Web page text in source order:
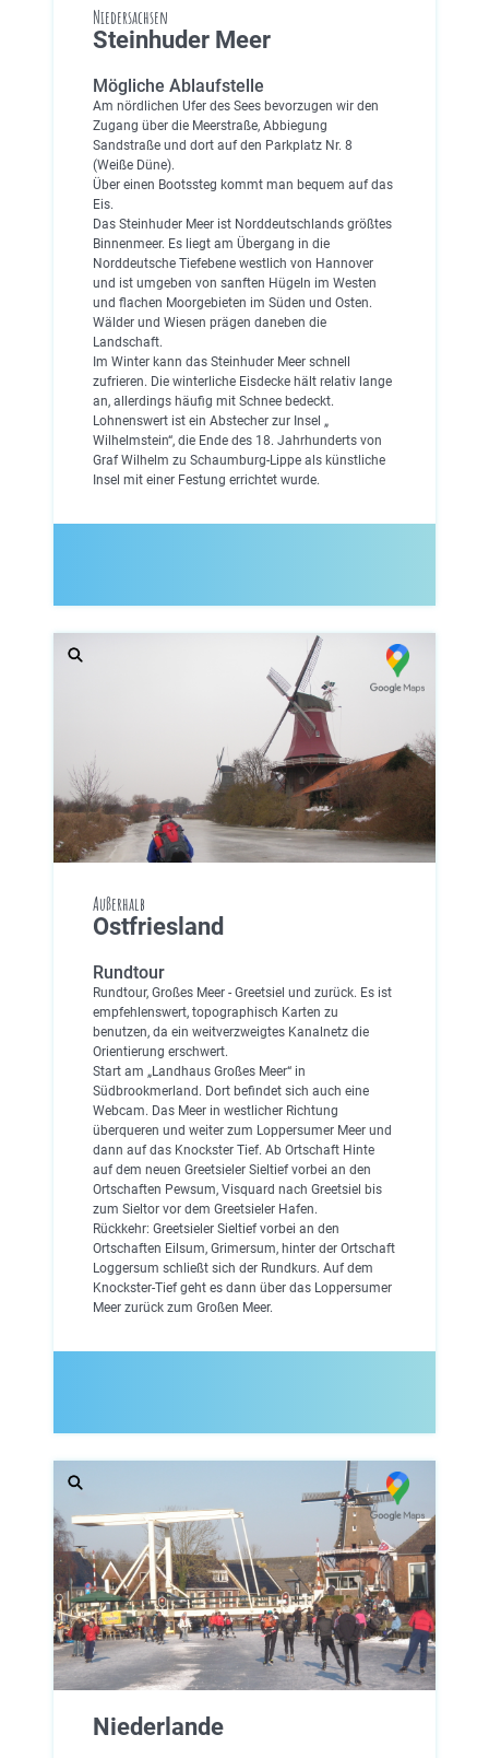
Niedersachsen
Steinhuder Meer
Mögliche Ablaufstelle
Am nördlichen Ufer des Sees bevorzugen wir den
Zugang über die Meerstraße, Abbiegung
Sandstraße und dort auf den Parkplatz Nr. 8
(Weiße Düne).
Über einen Bootssteg kommt man bequem auf das
Eis.
Das Steinhuder Meer ist Norddeutschlands größtes
Binnenmeer. Es liegt am Übergang in die
Norddeutsche Tiefebene westlich von Hannover
und ist umgeben von sanften Hügeln im Westen
und flachen Moorgebieten im Süden und Osten.
Wälder und Wiesen prägen daneben die
Landschaft.
Im Winter kann das Steinhuder Meer schnell
zufrieren. Die winterliche Eisdecke hält relativ lange
an, allerdings häufig mit Schnee bedeckt.
Lohnenswert ist ein Abstecher zur Insel „
Wilhelmstein“, die Ende des 18. Jahrhunderts von
Graf Wilhelm zu Schaumburg-Lippe als künstliche
Insel mit einer Festung errichtet wurde.
Außerhalb
Ostfriesland
Rundtour
Rundtour, Großes Meer - Greetsiel und zurück. Es ist
empfehlenswert, topographisch Karten zu
benutzen, da ein weitverzweigtes Kanalnetz die
Orientierung erschwert.
Start am „Landhaus Großes Meer“ in
Südbrookmerland. Dort befindet sich auch eine
Webcam. Das Meer in westlicher Richtung
überqueren und weiter zum Loppersumer Meer und
dann auf das Knockster Tief. Ab Ortschaft Hinte
auf dem neuen Greetsieler Sieltief vorbei an den
Ortschaften Pewsum, Visquard nach Greetsiel bis
zum Sieltor vor dem Greetsieler Hafen.
Rückkehr: Greetsieler Sieltief vorbei an den
Ortschaften Eilsum, Grimersum, hinter der Ortschaft
Loggersum schließt sich der Rundkurs. Auf dem
Knockster-Tief geht es dann über das Loppersumer
Meer zurück zum Großen Meer.
Niederlande